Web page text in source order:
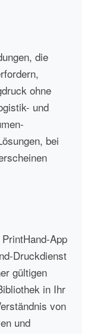
die
ohne
und
bei
App
Druckdienst
gültigen
in Ihr
von
und